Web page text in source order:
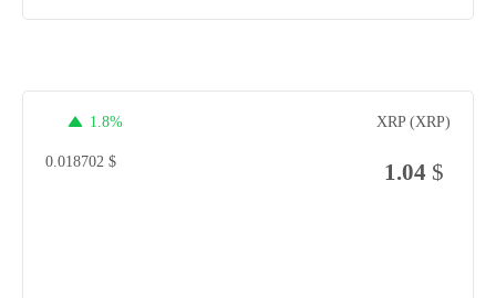
XRP (XRP)
1.8%
$
1.04
$
0.018702